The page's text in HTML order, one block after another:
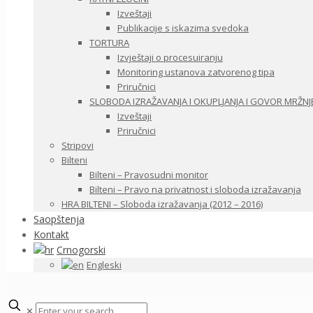
Izveštaji
Publikacije s iskazima svedoka
TORTURA
Izvještaji o procesuiranju
Monitoring ustanova zatvorenog tipa
Priručnici
SLOBODA IZRAŽAVANJA I OKUPLJANJA I GOVOR
Izveštaji
Priručnici
Stripovi
Bilteni
Bilteni – Pravosudni monitor
Bilteni – Pravo na privatnost i sloboda izražavanja
HRA BILTENI – Sloboda izražavanja (2012 – 2016)
Saopštenja
Kontakt
Crnogorski
Engleski